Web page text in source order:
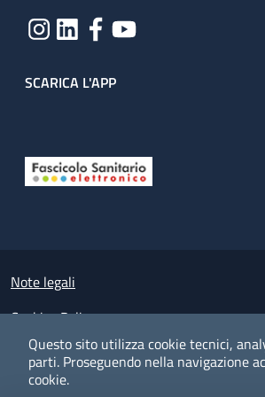
Questo sito utilizza cookie tecnici,
parti. Proseguendo nella navigazione
cookie.
SCARICA L'APP
Small prints
Note legali
Cookies Policy
Policy privacy e protezione del dato
Albo pretorio on-line